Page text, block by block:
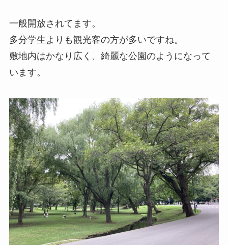
一般開放されてます。
多分学生よりも観光客の方が多いですね。
敷地内はかなり広く、綺麗な公園のようになって
います。